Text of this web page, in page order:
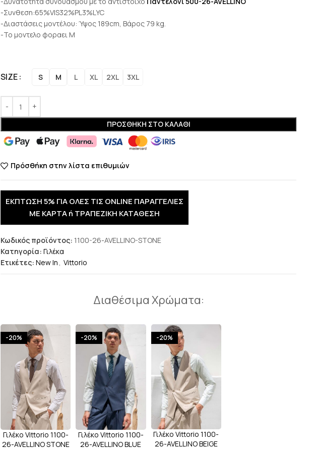
-Συνθεση:65%VIS32%PL3%LYC
-Διαστάσεις μοντέλου: Ύψος 189cm, Βάρος 79 kg.
-Το μοντελο φοραει M
SIZE S M L XL 2XL 3XL
ΠΡΟΣΘΉΚΗ ΣΤΟ ΚΑΛΆΘΙ
Πρόσθήκη στην λίστα επιθυμιών
ΕΚΠΤΩΣΗ 5% ΓΙΑ ΟΛΕΣ ΤΙΣ ONLINE ΠΑΡΑΓΓΕΛΙΕΣ
ΜΕ ΚΑΡΤΑ ή ΤΡΑΠΕΖΙΚΗ ΚΑΤΑΘΕΣΗ
Κωδικός προϊόντος: 1100-26-AVELLINO-STONE
Κατηγορία: Γιλέκα
Ετικέτες: New In , Vittorio
Διαθέσιμα Χρώματα:
-20%
Γιλέκο Vittorio 1100-
26-AVELLINO STONE
-20%
Γιλέκο Vittorio 1100-
26-AVELLINO BLUE
-20%
Γιλέκο Vittorio 1100-
26-AVELLINO BEIGE